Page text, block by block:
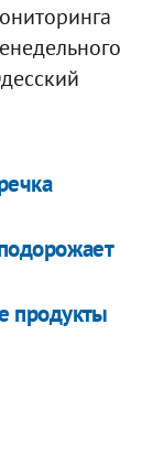
продукты